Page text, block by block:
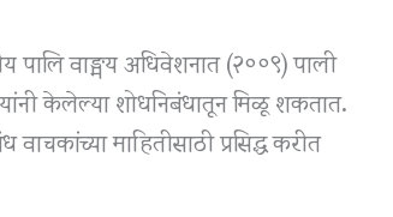
पालि वाङ्मय अधिवेशनात (२००९) पाली
यांनी केलेल्या शोधनिबंधातून मिळू शकतात.
माहितीसाठी प्रसिद्ध करीत